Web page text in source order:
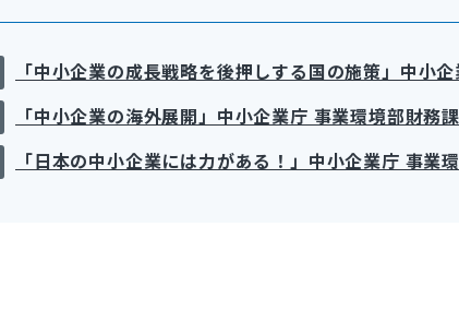
「中小企業の成長戦略を後押しする国の施策」中小
「中小企業の海外展開」中小企業庁 事業環境部財務
「日本の中小企業には力がある！」中小企業庁 事